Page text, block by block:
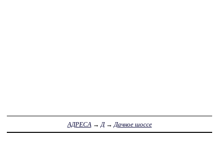
АДРЕСА → Д→ Дачное шоссе